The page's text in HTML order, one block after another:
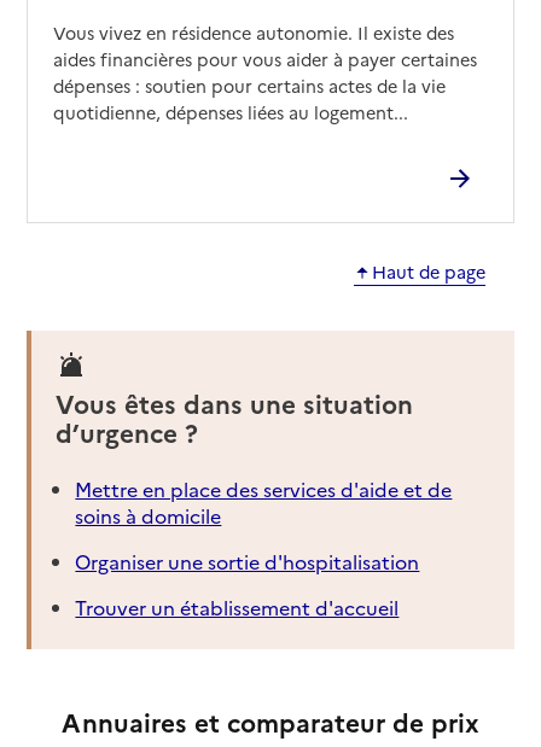
Vous vivez en résidence autonomie. Il existe des
aides financières pour vous aider à payer certaines
dépenses : soutien pour certains actes de la vie
quotidienne, dépenses liées au logement...
Haut de page
Vous êtes dans une situation
d’urgence ?
Mettre en place des services d'aide et de
soins à domicile
Organiser une sortie d'hospitalisation
Trouver un établissement d'accueil
Annuaires et comparateur de prix